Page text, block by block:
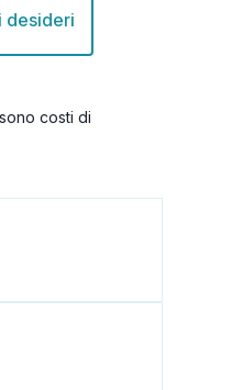
desideri
costi di